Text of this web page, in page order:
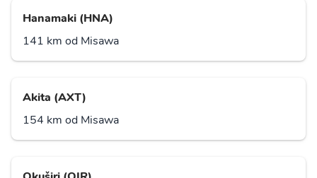
Hanamaki (HNA)
141 km od Misawa
Akita (AXT)
154 km od Misawa